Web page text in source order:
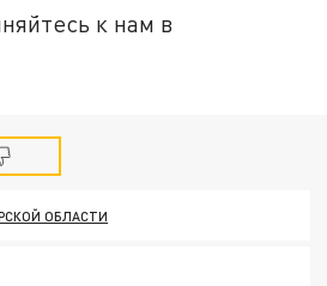
к нам в
ОБЛАСТИ